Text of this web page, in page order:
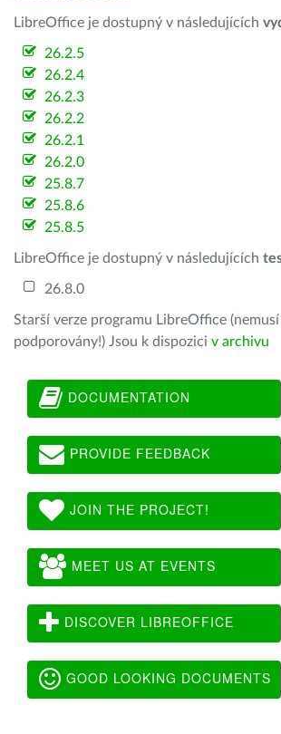
LibreOffice je dostupný v následujících
26.2.5
26.2.4
26.2.3
26.2.2
26.2.1
26.2.0
25.8.7
25.8.6
25.8.5
LibreOffice je dostupný v následujících
26.8.0
Starší verze programu LibreOffice
podporovány!) Jsou k dispozici v archivu
DOCUMENTATION
PROVIDE FEEDBACK
JOIN THE PROJECT!
MEET US AT EVENTS
DISCOVER LIBREOFFICE
GOOD LOOKING DOCUMENTS